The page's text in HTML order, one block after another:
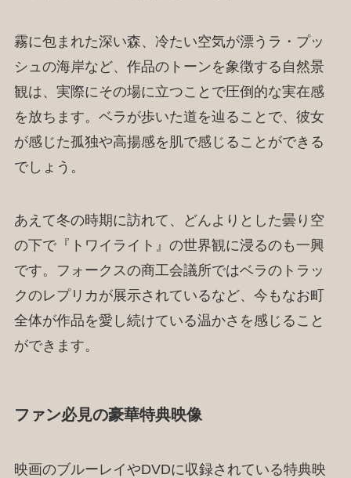
霧に包まれた深い森、冷たい空気が漂うラ・プッ
シュの海岸など、作品のトーンを象徴する自然景
観は、実際にその場に立つことで圧倒的な実在感
を放ちます。ベラが歩いた道を辿ることで、彼女
が感じた孤独や高揚感を肌で感じることができる
でしょう。
あえて冬の時期に訪れて、どんよりとした曇り空
の下で『トワイライト』の世界観に浸るのも一興
です。フォークスの商工会議所ではベラのトラッ
クのレプリカが展示されているなど、今もなお町
全体が作品を愛し続けている温かさを感じること
ができます。
ファン必見の豪華特典映像
映画のブルーレイやDVDに収録されている特典映